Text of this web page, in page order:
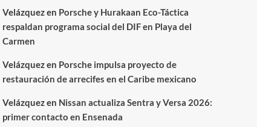
Velázquezen Porsche y Hurakaan Eco-Táctica
respaldan programa social del DIF en Playa del
Carmen
Velázquezen Porsche impulsa proyecto de
restauración de arrecifes en el Caribe mexicano
Velázquezen Nissan actualiza Sentra y Versa 2026:
primer contacto en Ensenada